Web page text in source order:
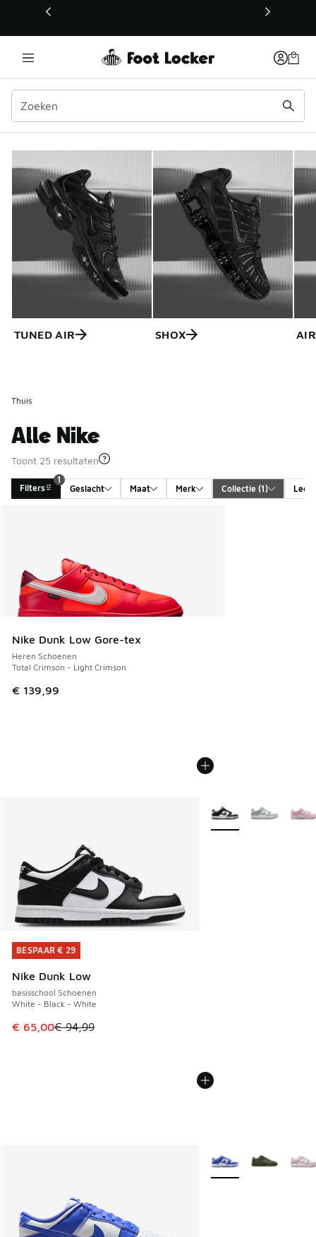
Deze link wordt geopend in een nieuw venster
TUNED AIR SHOX
Thuis
Alle Nike
Toont 25 resultaten
Filters
1
Geslacht
Maat Merk Collectie (1)
Nike Dunk Low Gore-tex
Heren Schoenen
Total Crimson - Light Crimson
€ 139,99
BESPAAR € 29
Nike Dunk Low
basisschool Schoenen
White - Black - White
Dit artikel is in de uitverkoop. Dit artikel is in de
€ 65,00€ 94,99
BESPAAR € 29
Meer kleuren
Meer kleuren